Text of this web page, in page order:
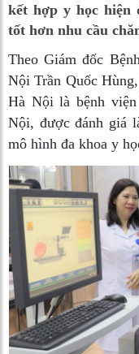
kết hợp y học hiện
tốt hơn nhu cầu
Theo Giám đốc
Nội Trần Quốc
Hà Nội là bệnh
Nội, được đánh giá
mô hình đa khoa y